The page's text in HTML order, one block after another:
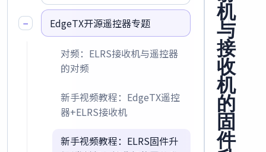
− EdgeTX开源遥控器专题
对频：ELRS接收机与遥控器
的对频
新手视频教程：EdgeTX遥控
器+ELRS接收机
新手视频教程：ELRS固件升
机
与
接
收
机
的
固
件